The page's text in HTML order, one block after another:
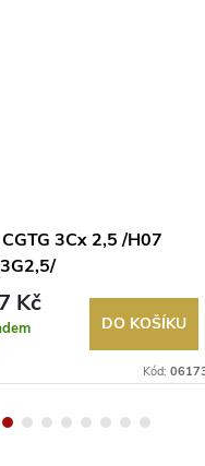
3Cx 2,5 /H07
Kč
DO KOŠÍKU
Kód: